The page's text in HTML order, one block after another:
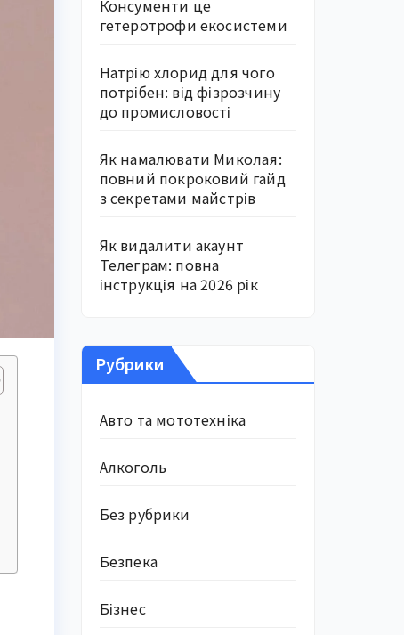
Консументи це
гетеротрофи екосистеми
Натрію хлорид для чого
потрібен: від фізрозчину
до промисловості
Як намалювати Миколая:
повний покроковий гайд
з секретами майстрів
Як видалити акаунт
Телеграм: повна
інструкція на 2026 рік
Рубрики
Авто та мототехніка
Алкоголь
Без рубрики
Безпека
Бізнес